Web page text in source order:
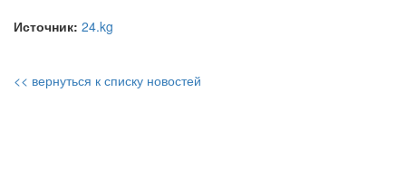
Источник: 24.kg
<< вернуться к списку новостей